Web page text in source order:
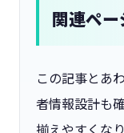
関連ペ
この記事とあ
者情報設計も
揃えやすくなり